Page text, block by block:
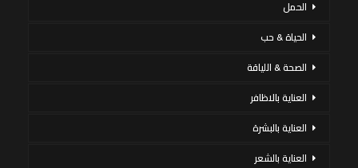
الحمل
الحياة & حب
الصحة & اللياقة
العناية بالاظافر
العناية بالبشرة
العناية بالشعر